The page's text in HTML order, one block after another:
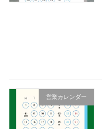
営業カレンダー